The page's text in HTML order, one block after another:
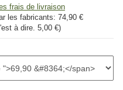
frais de livraison
les fabricants: 74,90 €
à dire. 5,00 €)